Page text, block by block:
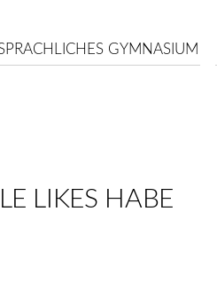
GYMNASIUM
LIKES HABE